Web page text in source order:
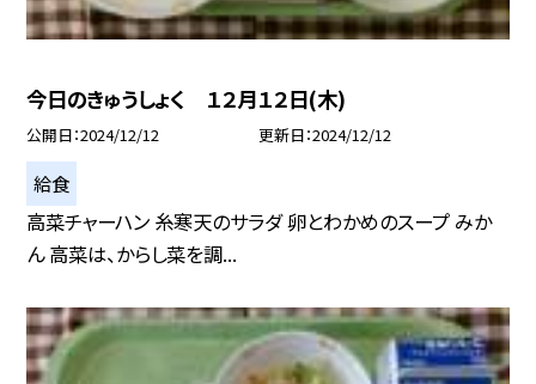
今日のきゅうしょく １２月１２日(木)
公開日 2024/12/12 更新日 2024/12/12
給食
高菜チャーハン 糸寒天のサラダ 卵とわかめのスープ みか
ん 高菜は、からし菜を調...